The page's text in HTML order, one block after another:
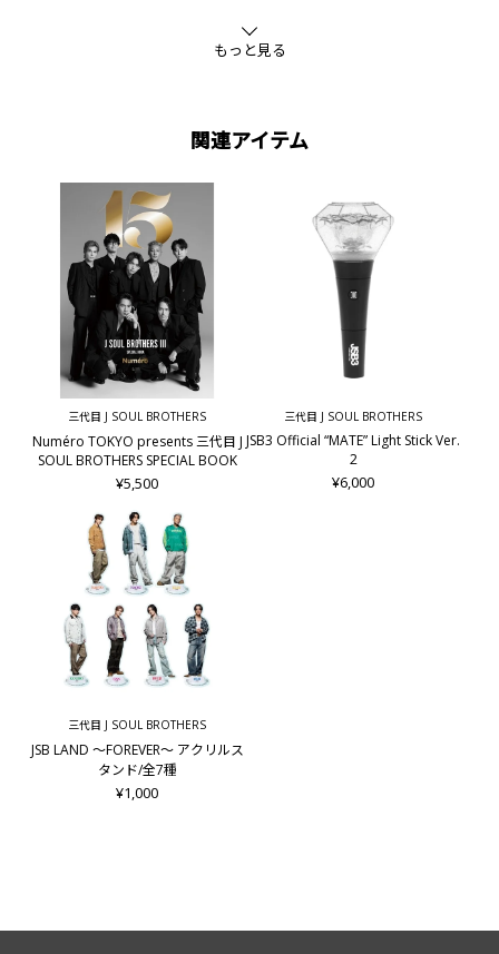
もっと見る
関連アイテム
三代目 J SOUL BROTHERS
Numéro TOKYO presents 三代目 J
SOUL BROTHERS SPECIAL BOOK
¥5,500
三代目 J SOUL BROTHERS
JSB3 Official “MATE” Light Stick Ver.
2
¥6,000
三代目 J SOUL BROTHERS
JSB LAND ～FOREVER～ アクリルス
タンド/全7種
¥1,000